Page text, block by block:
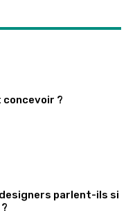
?
parlent-ils si